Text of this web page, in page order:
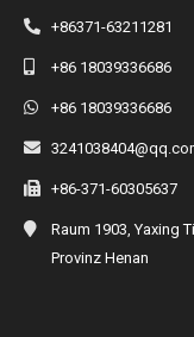
+86371-63211281
+86 18039336686
+86 18039336686
+86-371-60305637
Raum 1903, Yaxing
Provinz Henan